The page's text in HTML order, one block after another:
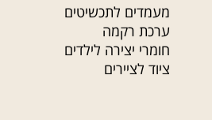
מעמדים לתכשיטים
ערכת רקמה
חומרי יצירה לילדים
ציוד לציירים